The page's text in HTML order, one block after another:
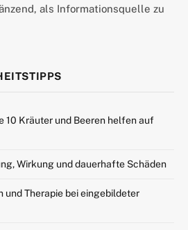
als Informationsquelle zu
10 Kräuter und Beeren helfen auf
Wirkung und dauerhafte Schäden
und Therapie bei eingebildeter